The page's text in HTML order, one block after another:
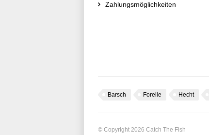
Zahlungsmöglichkeiten
Barsch Forelle Hecht
© Copyright 2026 Catch The Fish